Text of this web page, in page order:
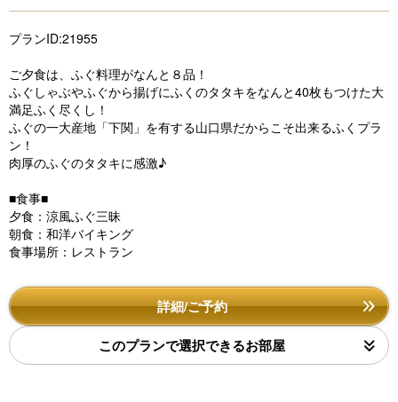
プランID:21955
ご夕食は、ふぐ料理がなんと８品！
ふぐしゃぶやふぐから揚げにふくのタタキをなんと40枚もつけた大
満足ふく尽くし！
ふぐの一大産地「下関」を有する山口県だからこそ出来るふくプラ
ン！
肉厚のふぐのタタキに感激♪
■食事■
夕食：涼風ふぐ三昧
朝食：和洋バイキング
食事場所：レストラン
詳細/ご予約
このプランで選択できるお部屋